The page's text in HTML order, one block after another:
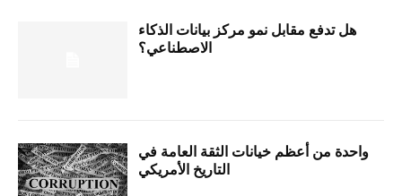
هل تدفع مقابل نمو مركز بيانات الذكاء
الاصطناعي؟
واحدة من أعظم خيانات الثقة العامة في
التاريخ الأمريكي